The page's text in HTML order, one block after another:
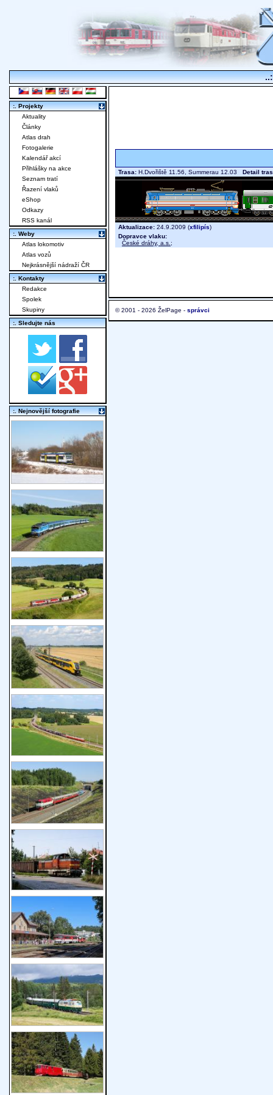
Trasa: H.Dvořiště 11.56, Summerau 12.03 Detail
Aktualizace: 24.9.2009 (xfilipís)
Dopravce vlaku:
České dráhy, a.s. ;
© 2001 - 2026 ŽelPage - správci
:. Projekty
Aktuality
Články
Atlas drah
Fotogalerie
Kalendář akcí
Přihlášky na akce
Seznam tratí
Řazení vlaků
eShop
Odkazy
RSS kanál
:. Weby
Atlas lokomotiv
Atlas vozů
Nejkrásnější nádraží ČR
:. Kontakty
Redakce
Spolek
Skupiny
:. Sledujte nás
:. Nejnovější fotografie